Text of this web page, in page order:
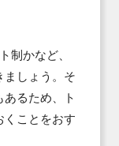
制かなど、
ましょう。そ
るため、ト
くことをおす